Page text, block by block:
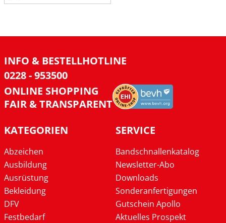
INFO & BESTELLHOTLINE
0228 - 953500
ONLINE SHOPPING
FAIR & TRANSPARENT
KATEGORIEN
Abzeichen
Ausbildung
Ausrüstung
Bekleidung
DFV
Festbedarf
SERVICE
Bandschnallenkatalog
Newsletter-Abo
Downloads
Sonderanfertigungen
Gutschein Apollo
Aktuelles Prospekt